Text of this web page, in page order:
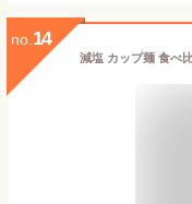
no. 14